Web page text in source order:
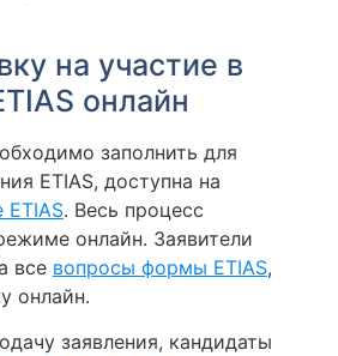
на участие в
онлайн
заполнить для
ETIAS, доступна на
. Весь процесс
онлайн. Заявители
все вопросы формы ETIAS,
онлайн.
заявления, кандидаты